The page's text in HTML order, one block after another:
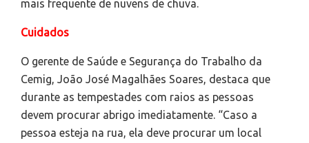
mais frequente de nuvens de chuva.
Cuidados
O gerente de Saúde e Segurança do Trabalho da
Cemig, João José Magalhães Soares, destaca que
durante as tempestades com raios as pessoas
devem procurar abrigo imediatamente. “Caso a
pessoa esteja na rua, ela deve procurar um local